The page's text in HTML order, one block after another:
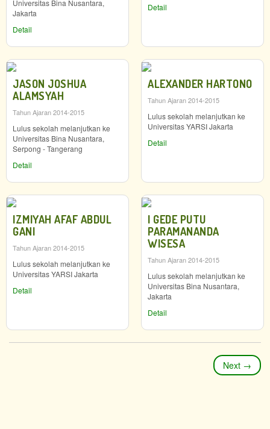
Universitas Bina Nusantara,
Jakarta
Detail
Detail
JASON JOSHUA
ALAMSYAH
Tahun Ajaran 2014-2015
Lulus sekolah melanjutkan ke
Universitas Bina Nusantara,
Serpong - Tangerang
Detail
ALEXANDER HARTONO
Tahun Ajaran 2014-2015
Lulus sekolah melanjutkan ke
Universitas YARSI Jakarta
Detail
IZMIYAH AFAF ABDUL
GANI
Tahun Ajaran 2014-2015
Lulus sekolah melanjutkan ke
Universitas YARSI Jakarta
Detail
I GEDE PUTU
PARAMANANDA
WISESA
Tahun Ajaran 2014-2015
Lulus sekolah melanjutkan ke
Universitas Bina Nusantara,
Jakarta
Detail
Next →